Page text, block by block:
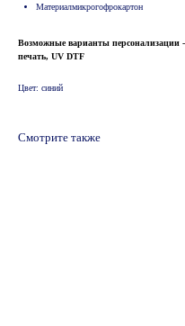
Материалмикрогофрокартон
Возможные варианты персонализации
печать, UV DTF
Цвет: синий
Смотрите также